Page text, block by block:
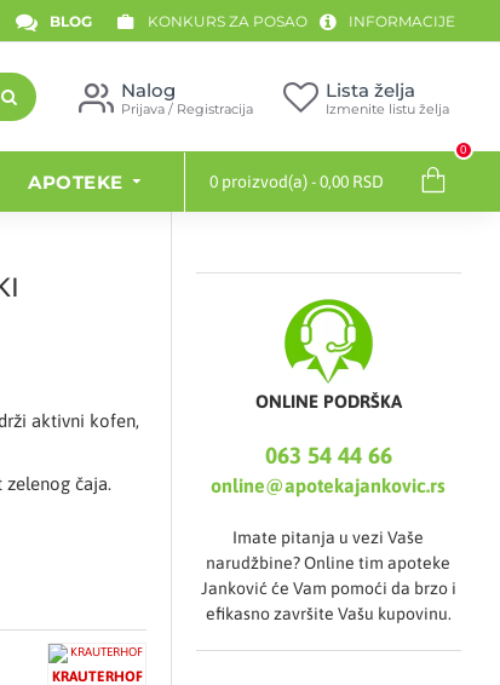
BLOG KONKURS ZA POSAO INFORMACIJE
Nalog
Prijava / Registracija
Lista želja
Izmenite listu želja
APOTEKE 0 proizvod(a) - 0,00 RSD
0
aktivni kofen,
zelenog čaja.
KRAUTERHOF
ONLINE PODRŠKA
063 54 44 66
online@apotekajankovic.rs
Imate pitanja u vezi Vaše
narudžbine? Online tim apoteke
Janković će Vam pomoći da brzo i
efikasno završite Vašu kupovinu.